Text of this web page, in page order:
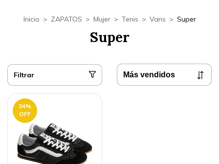
Inicio > ZAPATOS > Mujer > Tenis > Vans > Super
Super
Filtrar
34%
OFF